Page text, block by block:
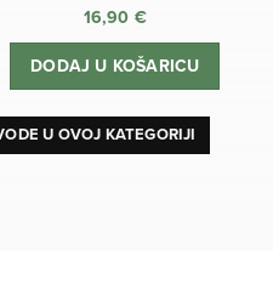
16,90 €
DODAJ U KOŠARICU
U OVOJ KATEGORIJI